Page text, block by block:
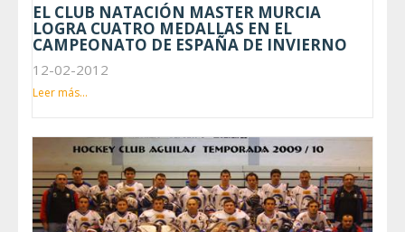
EL CLUB NATACIÓN MASTER MURCIA
LOGRA CUATRO MEDALLAS EN EL
CAMPEONATO DE ESPAÑA DE INVIERNO
12-02-2012
Leer más...